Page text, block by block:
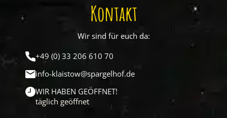
Kontakt
Wir sind für euch da:
+49 (0) 33 206 610 70
info-klaistow@spargelhof.de
WIR HABEN GEÖFFNET!
täglich geöffnet